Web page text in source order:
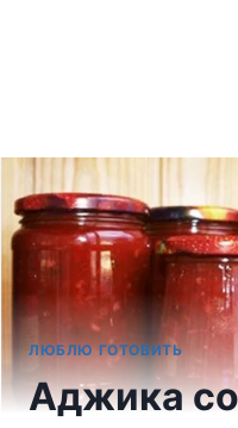
ЛЮБЛЮ ГОТОВИТЬ
Аджика